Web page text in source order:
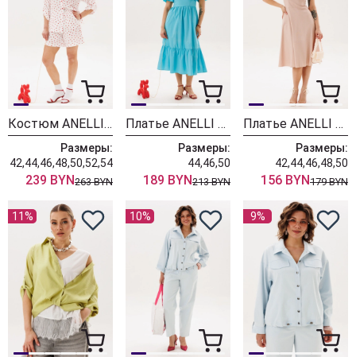
Костюм ANELLI LAUREL 1409 сердечки
Размеры:
42,44,46,48,50,52,54
239 BYN263 BYN
Платье ANELLI LAUREL 1866 блу сан
Размеры:
44,46,50
189 BYN213 BYN
Платье ANELLI LAUREL 1867 льняной цвет
Размеры:
42,44,46,48,50
156 BYN179 BYN
11% 10% 9%